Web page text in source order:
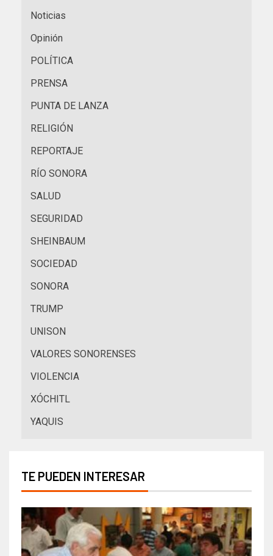
Noticias
Opinión
POLÍTICA
PRENSA
PUNTA DE LANZA
RELIGIÓN
REPORTAJE
RÍO SONORA
SALUD
SEGURIDAD
SHEINBAUM
SOCIEDAD
SONORA
TRUMP
UNISON
VALORES SONORENSES
VIOLENCIA
XÓCHITL
YAQUIS
TE PUEDEN INTERESAR